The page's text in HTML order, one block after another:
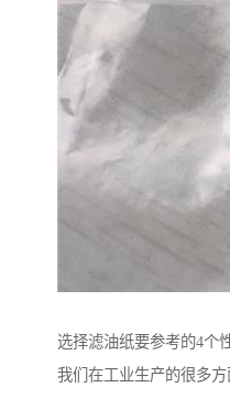
选择滤油纸要参考的4个
我们在工业生产的很多